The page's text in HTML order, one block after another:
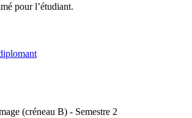
pour l’étudiant.
(créneau B) - Semestre 2